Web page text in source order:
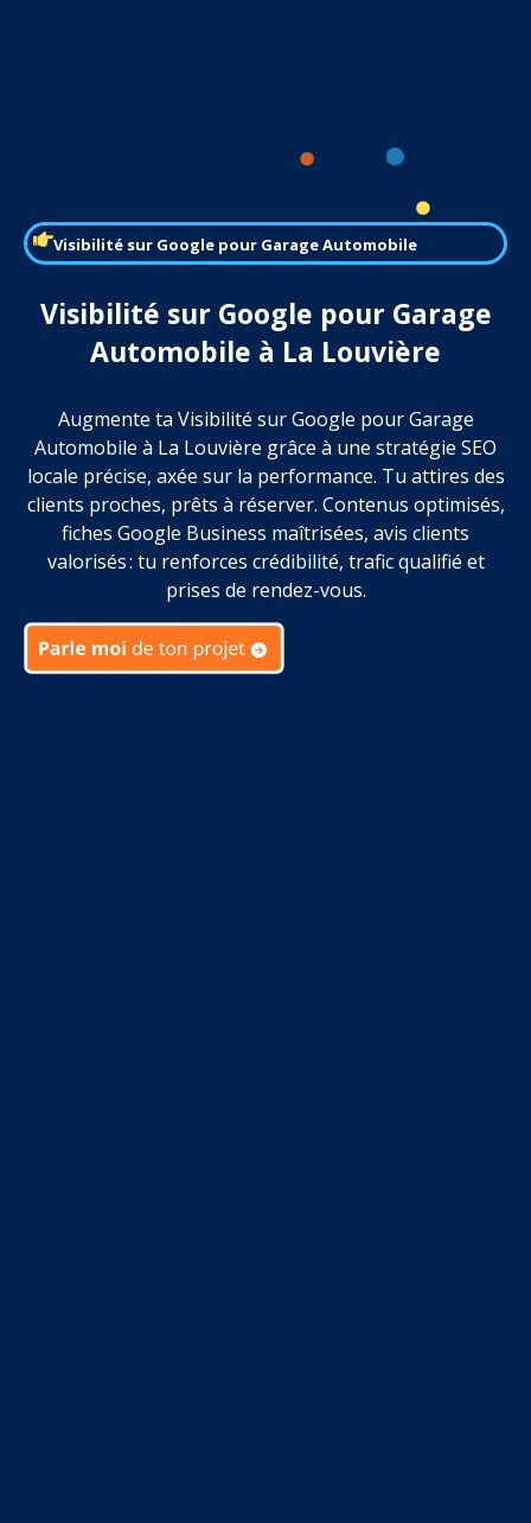
Visibilité sur Google pour Garage Automobile
Visibilité sur Google pour Garage
Automobile à La Louvière
Augmente ta Visibilité sur Google pour Garage
Automobile à La Louvière grâce à une stratégie SEO
locale précise, axée sur la performance. Tu attires des
clients proches, prêts à réserver. Contenus optimisés,
fiches Google Business maîtrisées, avis clients
valorisés : tu renforces crédibilité, trafic qualifié et
prises de rendez-vous.